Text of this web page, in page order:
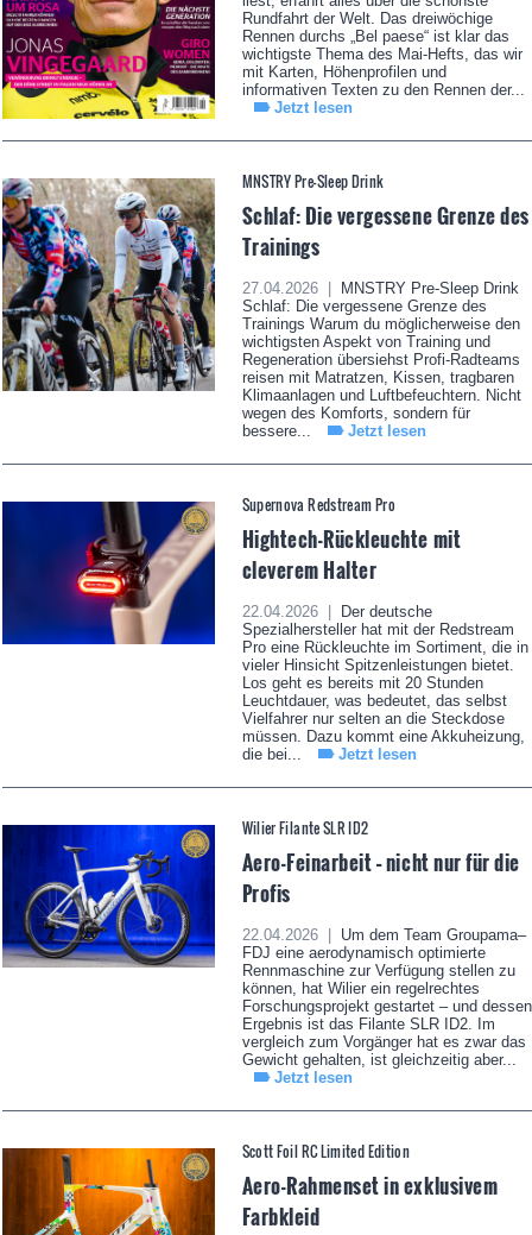
Rundfahrt der Welt. Das dreiwöchige
Rennen durchs „Bel paese“ ist klar das
wichtigste Thema des Mai-Hefts, das wir
mit Karten, Höhenprofilen und
informativen Texten zu den Rennen der...
Jetzt lesen
MNSTRY Pre-Sleep Drink
Schlaf: Die vergessene Grenze des
Trainings
27.04.2026 |
MNSTRY Pre-Sleep Drink
Schlaf: Die vergessene Grenze des
Trainings Warum du möglicherweise den
wichtigsten Aspekt von Training und
Regeneration übersiehst Profi-Radteams
reisen mit Matratzen, Kissen, tragbaren
Klimaanlagen und Luftbefeuchtern. Nicht
wegen des Komforts, sondern für
bessere...
Jetzt lesen
Supernova Redstream Pro
Hightech-Rückleuchte mit
cleverem Halter
22.04.2026 |
Der deutsche
Spezialhersteller hat mit der Redstream
Pro eine Rückleuchte im Sortiment, die in
vieler Hinsicht Spitzenleistungen bietet.
Los geht es bereits mit 20 Stunden
Leuchtdauer, was bedeutet, das selbst
Vielfahrer nur selten an die Steckdose
müssen. Dazu kommt eine Akkuheizung,
die bei...
Jetzt lesen
Wilier Filante SLR ID2
Aero-Feinarbeit – nicht nur für die
Profis
22.04.2026 |
Um dem Team Groupama–
FDJ eine aerodynamisch optimierte
Rennmaschine zur Verfügung stellen zu
können, hat Wilier ein regelrechtes
Forschungsprojekt gestartet – und dessen
Ergebnis ist das Filante SLR ID2. Im
vergleich zum Vorgänger hat es zwar das
Gewicht gehalten, ist gleichzeitig aber...
Jetzt lesen
Scott Foil RC Limited Edition
Aero-Rahmenset in exklusivem
Farbkleid